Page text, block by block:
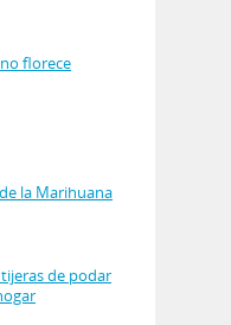
florece
la Marihuana
de podar